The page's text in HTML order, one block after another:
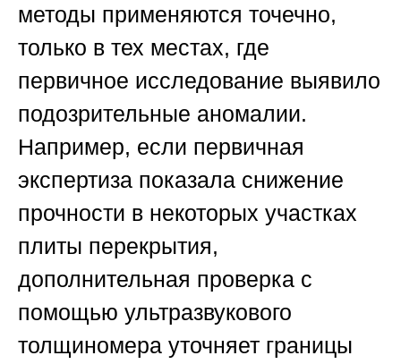
методы применяются точечно,
только в тех местах, где
первичное исследование выявило
подозрительные аномалии.
Например, если первичная
экспертиза показала снижение
прочности в некоторых участках
плиты перекрытия,
дополнительная проверка с
помощью ультразвукового
толщиномера уточняет границы